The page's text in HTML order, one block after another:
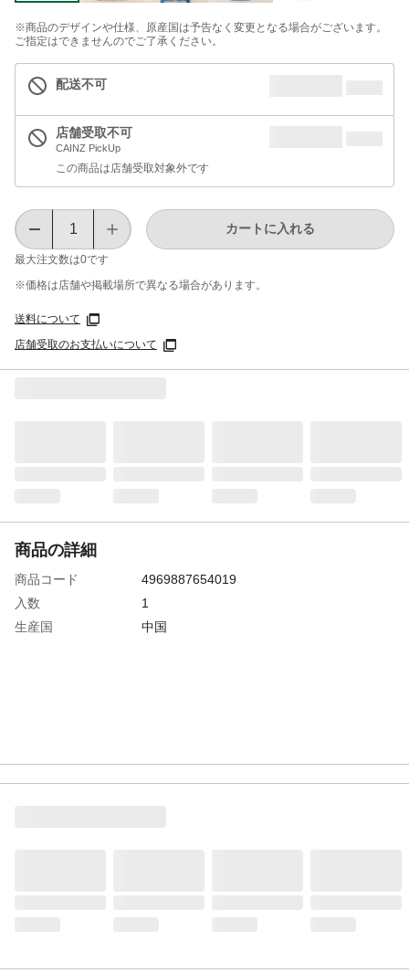
※商品のデザインや仕様、原産国は予告なく変更となる場合がございます。
ご指定はできませんのでご了承ください。
配送不可
店舗受取不可
CAINZ PickUp
この商品は店舗受取対象外です
最大注文数は0です
カートに入れる
※価格は​店舗や​掲載場所で​異なる​場合が​あります。
送料について
店舗受取のお支払いについて
商品の詳細
商品コード
4969887654019
入数
1
生産国
中国